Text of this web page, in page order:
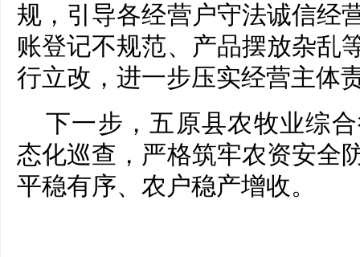
规，引导各经营户守法诚信经
账登记不规范、产品摆放杂乱
行立改，进一步压实经营主体
下一步，五原县农牧业综
态化巡查，严格筑牢农资安全
平稳有序、农户稳产增收。